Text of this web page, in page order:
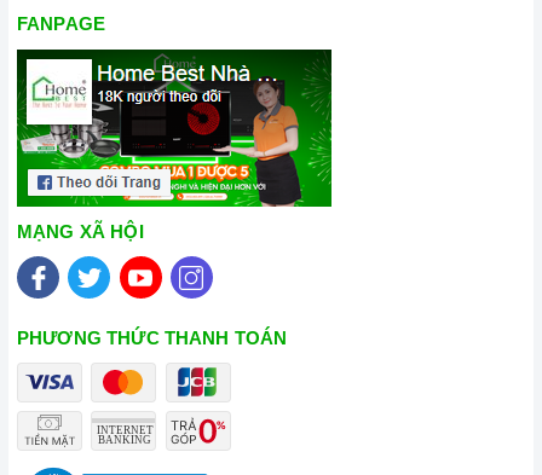
FANPAGE
MẠNG XÃ HỘI
PHƯƠNG THỨC THANH TOÁN